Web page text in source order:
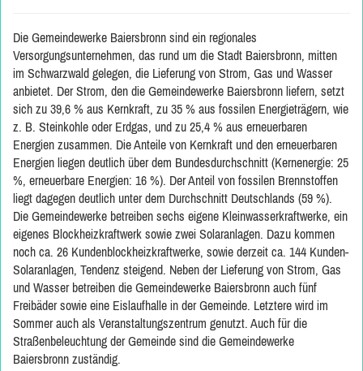
Die Gemeindewerke Baiersbronn sind ein regionales
Versorgungsunternehmen, das rund um die Stadt Baiersbronn, mitten
im Schwarzwald gelegen, die Lieferung von Strom, Gas und Wasser
anbietet. Der Strom, den die Gemeindewerke Baiersbronn liefern, setzt
sich zu 39,6 % aus Kernkraft, zu 35 % aus fossilen Energieträgern, wie
z. B. Steinkohle oder Erdgas, und zu 25,4 % aus erneuerbaren
Energien zusammen. Die Anteile von Kernkraft und den erneuerbaren
Energien liegen deutlich über dem Bundesdurchschnitt (Kernenergie: 25
%, erneuerbare Energien: 16 %). Der Anteil von fossilen Brennstoffen
liegt dagegen deutlich unter dem Durchschnitt Deutschlands (59 %).
Die Gemeindewerke betreiben sechs eigene Kleinwasserkraftwerke, ein
eigenes Blockheizkraftwerk sowie zwei Solaranlagen. Dazu kommen
noch ca. 26 Kundenblockheizkraftwerke, sowie derzeit ca. 144 Kunden-
Solaranlagen, Tendenz steigend. Neben der Lieferung von Strom, Gas
und Wasser betreiben die Gemeindewerke Baiersbronn auch fünf
Freibäder sowie eine Eislaufhalle in der Gemeinde. Letztere wird im
Sommer auch als Veranstaltungszentrum genutzt. Auch für die
Straßenbeleuchtung der Gemeinde sind die Gemeindewerke
Baiersbronn zuständig.